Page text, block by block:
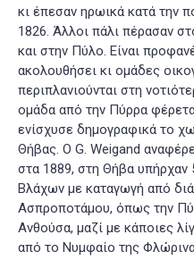
κι έπεσαν ηρωικά κατά την
1826. Άλλοι πάλι πέρασαν
και στην Πύλο. Είναι
ακολουθήσει κι ομάδες
περιπλανιούνται στη
ομάδα από την Πύρρα
ενίσχυσε δημογραφικά το
Θήβας. Ο G. Weigand
στα 1889, στη Θήβα υπήρχαν
Βλάχων με καταγωγή από
Ασπροποτάμου, όπως την
Ανθούσα, μαζί με κάποιες
από το Νυμφαίο της